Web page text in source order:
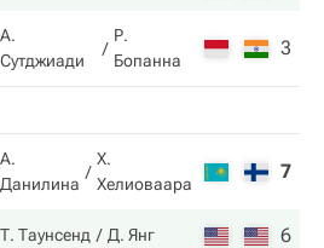
А.
Сутджиади
Р.
Бопанна
3
А.
Данилина
Х.
Хелиоваара
7
Т. Таунсенд Д. Янг 6